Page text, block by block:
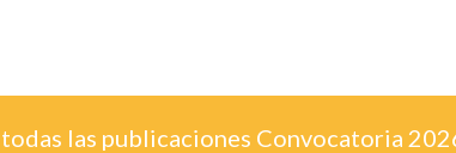
las publicaciones Convocatoria